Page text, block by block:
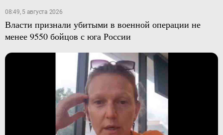
08:49, 5 августа 2026
Власти признали убитыми в военной операции не
менее 9550 бойцов с юга России